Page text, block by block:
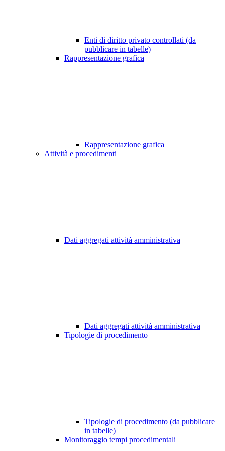
Enti di diritto privato controllati (da
pubblicare in tabelle)
Rappresentazione grafica
Rappresentazione grafica
Attività e procedimenti
Dati aggregati attività amministrativa
Dati aggregati attività amministrativa
Tipologie di procedimento
Tipologie di procedimento (da pubblicare
in tabelle)
Monitoraggio tempi procedimentali